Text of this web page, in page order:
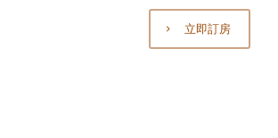
立即訂房